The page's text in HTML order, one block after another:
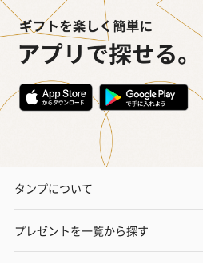
タンプについて
プレゼントを一覧から探す